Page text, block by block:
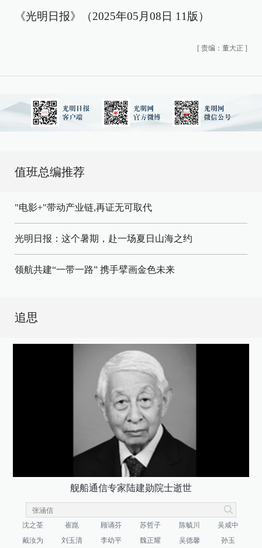
《光明日报》（2025年05月08日 11版）
[ 责编：董大正 ]
值班总编推荐
"电影+"带动产业链,再证无可取代
光明日报：这个暑期，赴一场夏日山海之约
领航共建“一带一路” 携手擘画金色未来
追思
舰船通信专家陆建勋院士逝世
沈之荃 崔崑 顾诵芬 苏哲子 陈毓川
吴咸中
戴汝为
刘玉清 李幼平 魏正耀 吴德馨 孙玉